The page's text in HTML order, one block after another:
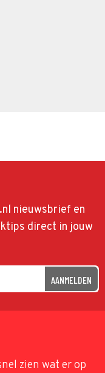
nieuwsbrief en
direct in jouw
AANMELDEN
zien wat er op